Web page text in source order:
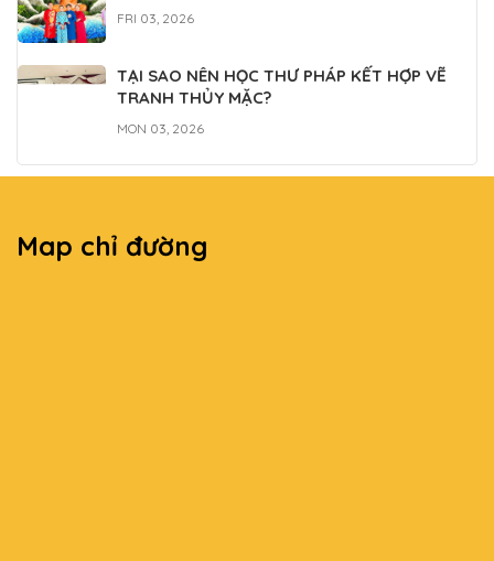
FRI 03, 2026
TẠI SAO NÊN HỌC THƯ PHÁP KẾT HỢP VẼ
TRANH THỦY MẶC?
MON 03, 2026
Map chỉ đường